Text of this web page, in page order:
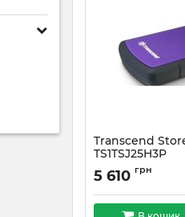
Transcend
TS1TSJ25H3P
Артикул: #3960
5 610 грн